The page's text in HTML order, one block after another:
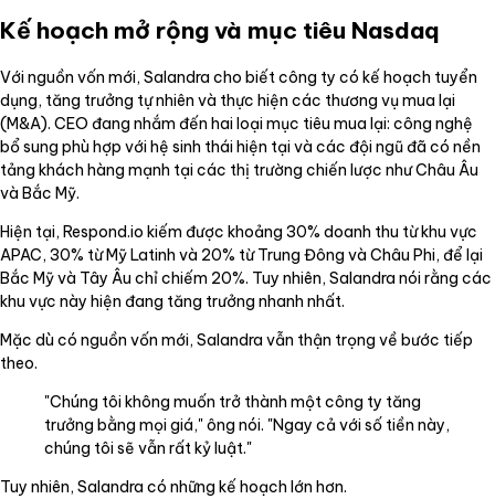
Kế hoạch mở rộng và mục tiêu Nasdaq
Với nguồn vốn mới, Salandra cho biết công ty có kế hoạch tuyển
dụng, tăng trưởng tự nhiên và thực hiện các thương vụ mua lại
(M&A). CEO đang nhắm đến hai loại mục tiêu mua lại: công nghệ
bổ sung phù hợp với hệ sinh thái hiện tại và các đội ngũ đã có nền
tảng khách hàng mạnh tại các thị trường chiến lược như Châu Âu
và Bắc Mỹ.
Hiện tại, Respond.io kiếm được khoảng 30% doanh thu từ khu vực
APAC, 30% từ Mỹ Latinh và 20% từ Trung Đông và Châu Phi, để lại
Bắc Mỹ và Tây Âu chỉ chiếm 20%. Tuy nhiên, Salandra nói rằng các
khu vực này hiện đang tăng trưởng nhanh nhất.
Mặc dù có nguồn vốn mới, Salandra vẫn thận trọng về bước tiếp
theo.
"Chúng tôi không muốn trở thành một công ty tăng
trưởng bằng mọi giá," ông nói. "Ngay cả với số tiền này,
chúng tôi sẽ vẫn rất kỷ luật."
Tuy nhiên, Salandra có những kế hoạch lớn hơn.